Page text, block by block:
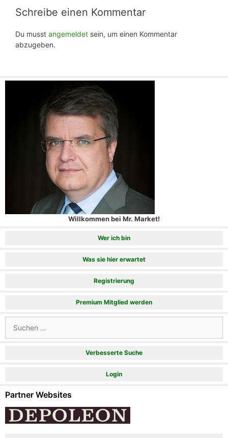
Schreibe einen Kommentar
Du musst angemeldet sein, um einen Kommentar
abzugeben.
Willkommen bei Mr. Market!
Wer ich bin
Was sie hier erwartet
Registrierung
Premium Mitglied werden
nach:
Verbesserte Suche
Login
Partner Websites